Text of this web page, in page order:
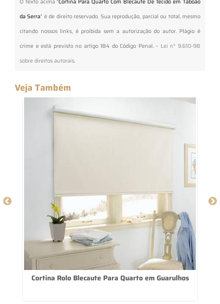
da Serra" é de direito reservado. Sua reprodução, parcial ou total, mesmo
citando nossos links, é proibida sem a autorização do autor. Plágio é
crime e está previsto no artigo 184 do Código Penal. – Lei n° 9.610-98
sobre direitos autorais.
Veja Também
Cortina Rolo Blecaute Para Quarto em Guarulhos